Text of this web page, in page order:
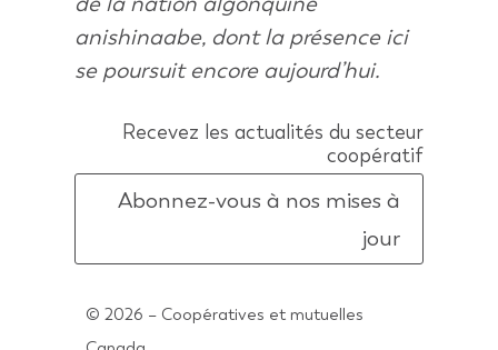
anishinaabe, dont la présence ici
se poursuit encore aujourd’hui.
Recevez les actualités du secteur
coopératif
Abonnez-vous à nos mises à
jour
© 2026 – Coopératives et mutuelles